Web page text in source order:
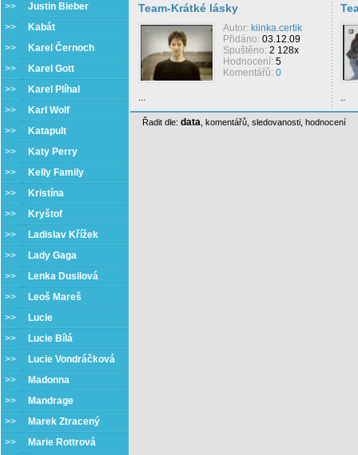
>> Justin Bieber
>>
Kabát
>>
Karel Černoch
>>
Karel Gott
>>
Karel Plíhal
>>
Karl Wolf
>>
Katapult
>>
Katy Perry
>>
Kelly Family
>>
Kristína
>>
Kryštof
>>
Ladislav Křížek
>>
Lady Gaga
>>
Lenka Dusilová
>>
Leoš Mareš
>>
Lucie
>>
Lucie Bílá
>>
Lucie Vondráčková
>>
Madonna
>>
Mandrage
>>
Marek Ztracený
>>
Marie Rottrová
Team-Krátké lásky
Autor: kiinka.certik
Přidáno: 03.12.09
Spuštěno: 2 128x
Hodnocení: 5
Komentářů: 0
... ..
Řadit dle: data komentářů sledovanosti hodnocení